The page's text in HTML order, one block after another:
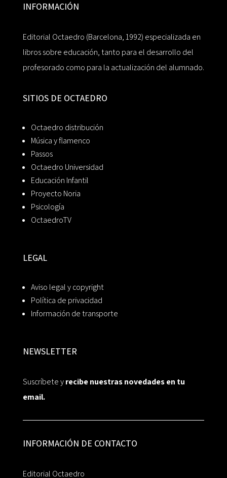
INFORMACIÓN
Editorial Octaedro (Barcelona, 1992) especializada en
libros sobre educación, tanto para el desarrollo del
profesorado como para la actualización del alumnado.
SITIOS DE OCTAEDRO
Octaedro distribución
Música y flamenco
Passos
Octaedro Universidad
Educación Infantil
Proyecto Noria
Psicología
OctaedroTV
LEGAL
Aviso legal y copyright
Política de privacidad
Información de transporte
NEWSLETTER
Suscríbete yrecibe nuestras novedades en tu
email.
INFORMACIÓN DE CONTACTO
Editorial Octaedro